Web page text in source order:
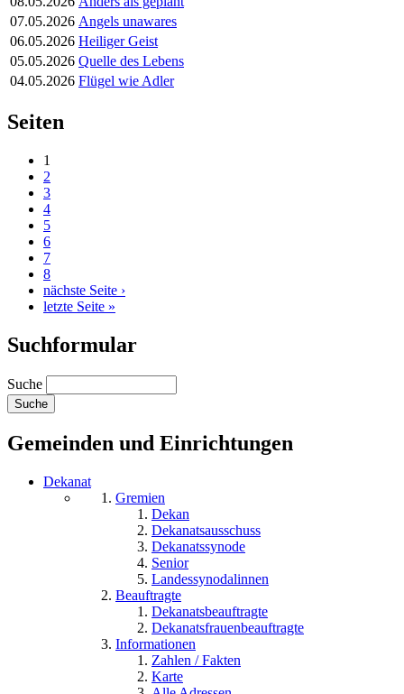
07.05.2026 Angels unawares
06.05.2026 Heiliger Geist
05.05.2026 Quelle des Lebens
04.05.2026 Flügel wie Adler
Seiten
1
2
3
4
5
6
7
8
nächste Seite ›
letzte Seite »
Suchformular
Suche
Gemeinden und Einrichtungen
Dekanat
Gremien
Dekan
Dekanatsausschuss
Dekanatssynode
Senior
Landessynodalinnen
Beauftragte
Dekanatsbeauftragte
Dekanatsfrauenbeauftragte
Informationen
Zahlen / Fakten
Karte